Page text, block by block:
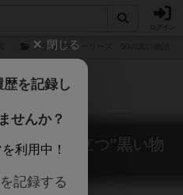
ブラックストーリーズ：50の黒い物語
2：鳥肌の立つ"黒い物
2
閉じる
を記録し
せんか？
利用中！
記録する